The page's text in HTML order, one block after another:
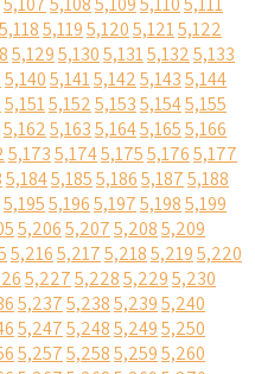
5,1185,1195,1205,1215,122
5,1295,1305,1315,1325,133
5,1405,1415,1425,1435,144
5,1515,1525,1535,1545,155
5,1625,1635,1645,1655,166
5,1735,1745,1755,1765,177
5,1845,1855,1865,1875,188
5,1955,1965,1975,1985,199
5,2065,2075,2085,209
5,2165,2175,2185,2195,220
5,2275,2285,2295,230
5,2375,2385,2395,240
5,2475,2485,2495,250
5,2575,2585,2595,260